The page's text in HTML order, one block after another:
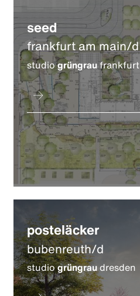
seed
frankfurt am main/d
studiogrüngraufrankfurt
posteläcker
bubenreuth/d
studiogrüngraudresden